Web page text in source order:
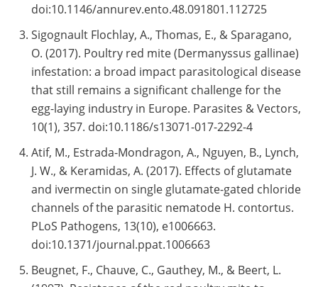
doi:10.1146/annurev.ento.48.091801.112725
Sigognault Flochlay, A., Thomas, E., & Sparagano,
O. (2017). Poultry red mite (Dermanyssus gallinae)
infestation: a broad impact parasitological disease
that still remains a significant challenge for the
egg-laying industry in Europe. Parasites & Vectors,
10(1), 357. doi:10.1186/s13071-017-2292-4
Atif, M., Estrada-Mondragon, A., Nguyen, B., Lynch,
J. W., & Keramidas, A. (2017). Effects of glutamate
and ivermectin on single glutamate-gated chloride
channels of the parasitic nematode H. contortus.
PLoS Pathogens, 13(10), e1006663.
doi:10.1371/journal.ppat.1006663
Beugnet, F., Chauve, C., Gauthey, M., & Beert, L.